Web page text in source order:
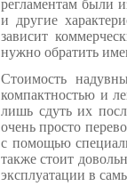
регламентам были
и другие
зависит
нужно обратить
Стоимость
компактностью и
лишь сдуть их
очень просто
с помощью
также стоит
эксплуатации в